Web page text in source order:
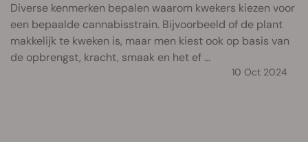
Diverse kenmerken bepalen waarom kwekers kiezen voor
een bepaalde cannabisstrain. Bijvoorbeeld of de plant
makkelijk te kweken is, maar men kiest ook op basis van
de opbrengst, kracht, smaak en het ef ...
10 Oct 2024